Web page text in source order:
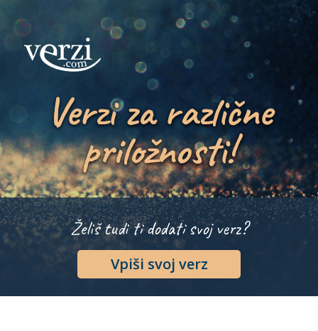
Verzi za različne
priložnosti!
Želiš tudi ti dodati svoj verz?
Vpiši svoj verz